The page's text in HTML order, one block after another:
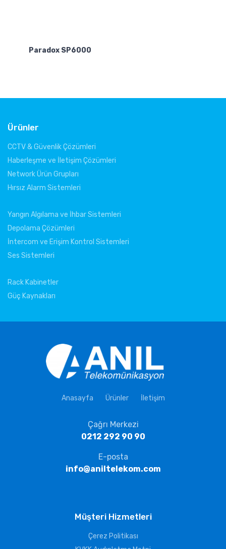
Paradox SP6000
Ürünler
CCTV & Güvenlik Çözümleri
Haberleşme ve İletişim Çözümleri
Network Ürün Grupları
Hırsız Alarm Sistemleri
Yangın Algılama ve İhbar Sistemleri
Depolama Çözümleri
İntercom ve Erişim Kontrol Sistemleri
Ses Sistemleri
Rack Kabinetler
Güç Kaynakları
Anasayfa Ürünler İletişim
Çağrı Merkezi
0212 292 90 90
E-posta
info@aniltelekom.com
Müşteri Hizmetleri
Çerez Politikası